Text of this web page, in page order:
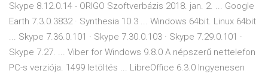
Skype 8.12.0.14 - ORIGO Szoftverbázis 2018. jan. 2. ... Google
Earth 7.3.0.3832 · Synthesia 10.3 ... Windows 64bit. Linux 64bit
... Skype 7.36.0.101 · Skype 7.30.0.103 · Skype 7.29.0.101 ·
Skype 7.27. ... Viber for Windows 9.8.0 A népszerű nettelefon
PC-s verziója. 1499 letöltés ... LibreOffice 6.3.0 Ingyenesen